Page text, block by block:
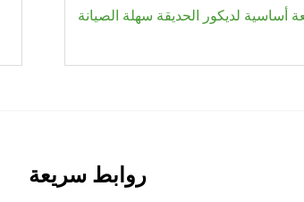
أساسية لديكور الحديقة سهلة الصيانة
روابط سريعة